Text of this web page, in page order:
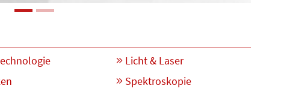
Licht & Laser
Spektroskopie